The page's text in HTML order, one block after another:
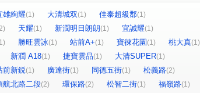
雄絢耀(1) 大清城双(1) 佳泰超級郡(1)
天耀(1) 新潤明日朗朗(1) 宜誠耀(1)
勝旺雲詠(1) 站前A+(1) 寶徠花園(1) 桃大真(1)
新潤 A18(1) 捷寶雲品(1) 大清SUPER(1)
前新鋭(1) 廣達街(1) 同德五街(1) 松義路(2)
航北路二段(2) 環保路(2) 松智二街(1) 福嶺路(1)